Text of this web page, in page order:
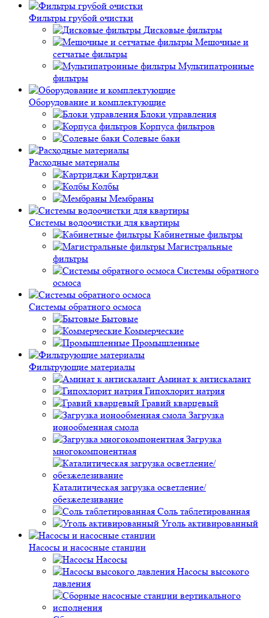
Фильтры грубой очистки
Дисковые фильтры
Мешочные и
сетчатые фильтры
Мультипатронные
фильтры
Оборудование и комплектующие
Блоки управления
Корпуса фильтров
Солевые баки
Расходные материалы
Картриджи
Колбы
Мембраны
Системы водоочистки для квартиры
Кабинетные фильтры
Магистральные
фильтры
Системы обратного
осмоса
Системы обратного осмоса
Бытовые
Коммерческие
Промышленные
Фильтрующие материалы
Аминат к антискалант
Гипохлорит натрия
Гравий кварцевый
Загрузка
ионообменная смола
Загрузка
многокомпонентная
Каталитическая загрузка осветление/
обезжелезивание
Соль таблетированная
Уголь активированный
Насосы и насосные станции
Насосы
Насосы высокого
давления